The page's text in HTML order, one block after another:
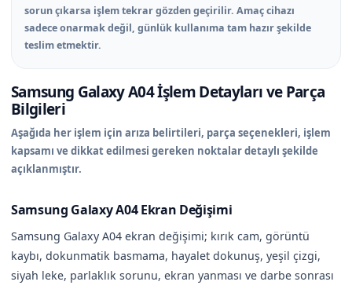
sorun çıkarsa işlem tekrar gözden geçirilir. Amaç cihazı
sadece onarmak değil, günlük kullanıma tam hazır şekilde
teslim etmektir.
Samsung Galaxy A04 İşlem Detayları ve Parça
Bilgileri
Aşağıda her işlem için arıza belirtileri, parça seçenekleri, işlem
kapsamı ve dikkat edilmesi gereken noktalar detaylı şekilde
açıklanmıştır.
Samsung Galaxy A04 Ekran Değişimi
Samsung Galaxy A04 ekran değişimi; kırık cam, görüntü
kaybı, dokunmatik basmama, hayalet dokunuş, yeşil çizgi,
siyah leke, parlaklık sorunu, ekran yanması ve darbe sonrası